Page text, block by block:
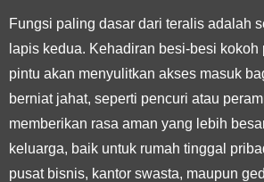
Fungsi paling dasar dari teralis adalah
lapis kedua. Kehadiran besi-besi
pintu akan menyulitkan akses masuk
berniat jahat, seperti pencuri atau
memberikan rasa aman yang lebih
keluarga, baik untuk rumah tinggal
pusat bisnis, kantor swasta, maupun